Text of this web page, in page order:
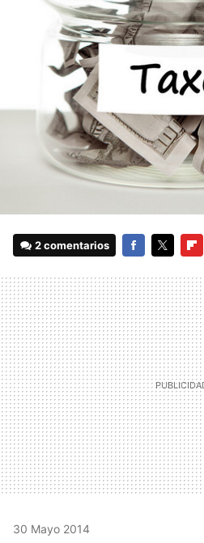
2 comentarios
30 Mayo 2014